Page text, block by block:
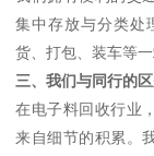
集中存放与分类处
货、打包、装车等
三、我们与同行的
在电子料回收行业
来自细节的积累。